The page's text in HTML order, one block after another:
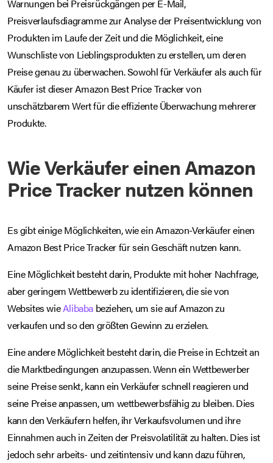
Warnungen bei Preisrückgängen per E-Mail,
Preisverlaufsdiagramme zur Analyse der Preisentwicklung von
Produkten im Laufe der Zeit und die Möglichkeit, eine
Wunschliste von Lieblingsprodukten zu erstellen, um deren
Preise genau zu überwachen. Sowohl für Verkäufer als auch für
Käufer ist dieser Amazon Best Price Tracker von
unschätzbarem Wert für die effiziente Überwachung mehrerer
Produkte.
Wie Verkäufer einen Amazon
Price Tracker nutzen können
Es gibt einige Möglichkeiten, wie ein Amazon-Verkäufer einen
Amazon Best Price Tracker für sein Geschäft nutzen kann.
Eine Möglichkeit besteht darin, Produkte mit hoher Nachfrage,
aber geringem Wettbewerb zu identifizieren, die sie von
Websites wieAlibaba beziehen, um sie auf Amazon zu
verkaufen und so den größten Gewinn zu erzielen.
Eine andere Möglichkeit besteht darin, die Preise in Echtzeit an
die Marktbedingungen anzupassen. Wenn ein Wettbewerber
seine Preise senkt, kann ein Verkäufer schnell reagieren und
seine Preise anpassen, um wettbewerbsfähig zu bleiben. Dies
kann den Verkäufern helfen, ihr Verkaufsvolumen und ihre
Einnahmen auch in Zeiten der Preisvolatilität zu halten. Dies ist
jedoch sehr arbeits- und zeitintensiv und kann dazu führen,